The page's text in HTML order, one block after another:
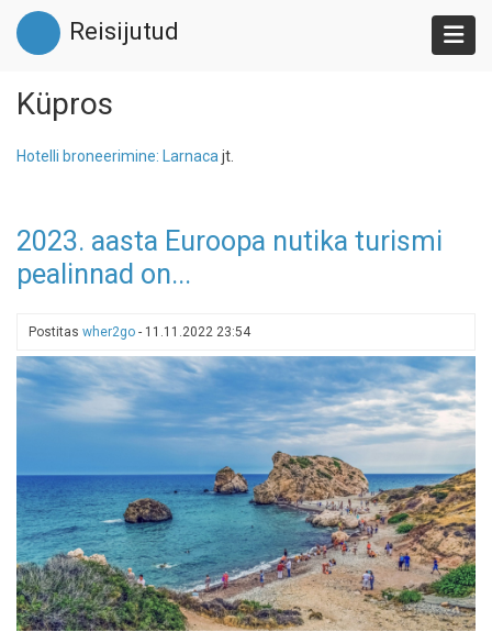
Liigu
edasi
põhisisu
Reisijutud
Küpros
Hotelli broneerimine: Larnaca jt.
2023. aasta Euroopa nutika turismi
pealinnad on...
Postitas wher2go - 11.11.2022 23:54